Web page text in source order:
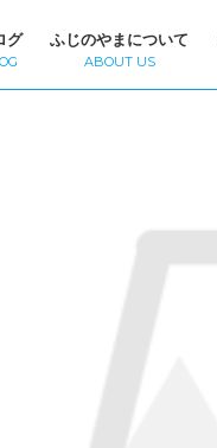
グ ふじのやまについて
ABOUT US